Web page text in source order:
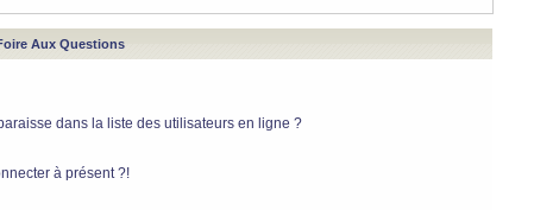
Aux Questions
dans la liste des utilisateurs en ligne ?
à présent ?!